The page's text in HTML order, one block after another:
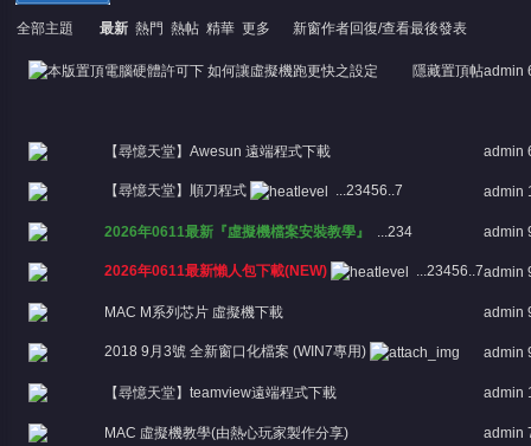
憶
新窗
全部主題 最新 熱門 熱帖 精華 更多 作者回復/查看最後發表
隱藏置頂帖
電腦硬體許可下 如何讓虛擬機跑更快之設定 admin
【尋憶天堂】Awesun 遠端程式下載 admin
【尋憶天堂】順刀程式 ...23456..7 admin
2026年0611最新『虛擬機檔案安裝教學』 ...234 admin
2026年0611最新懶人包下載(NEW) ...23456..7admin
MAC M系列芯片 虛擬機下載 admin
2018 9月3號 全新窗口化檔案 (WIN7專用) admin
【尋憶天堂】teamview遠端程式下載 admin
MAC 虛擬機教學(由熱心玩家製作分享) admin